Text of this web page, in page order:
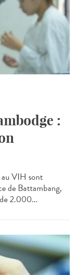
:
au VIH sont
de Battambang,
2.000...